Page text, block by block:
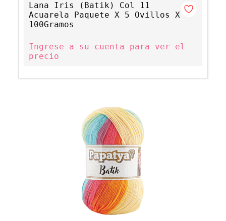
Lana Iris (Batik) Col 11
Acuarela Paquete X 5 Ovillos X
100Gramos
Ingrese a su cuenta para ver el
precio